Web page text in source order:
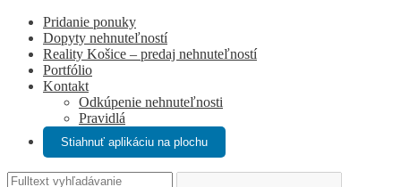
Pridanie ponuky
Dopyty nehnuteľností
Reality Košice – predaj nehnuteľností
Portfólio
Kontakt
Odkúpenie nehnuteľnosti
Pravidlá
Stiahnuť aplikáciu na plochu